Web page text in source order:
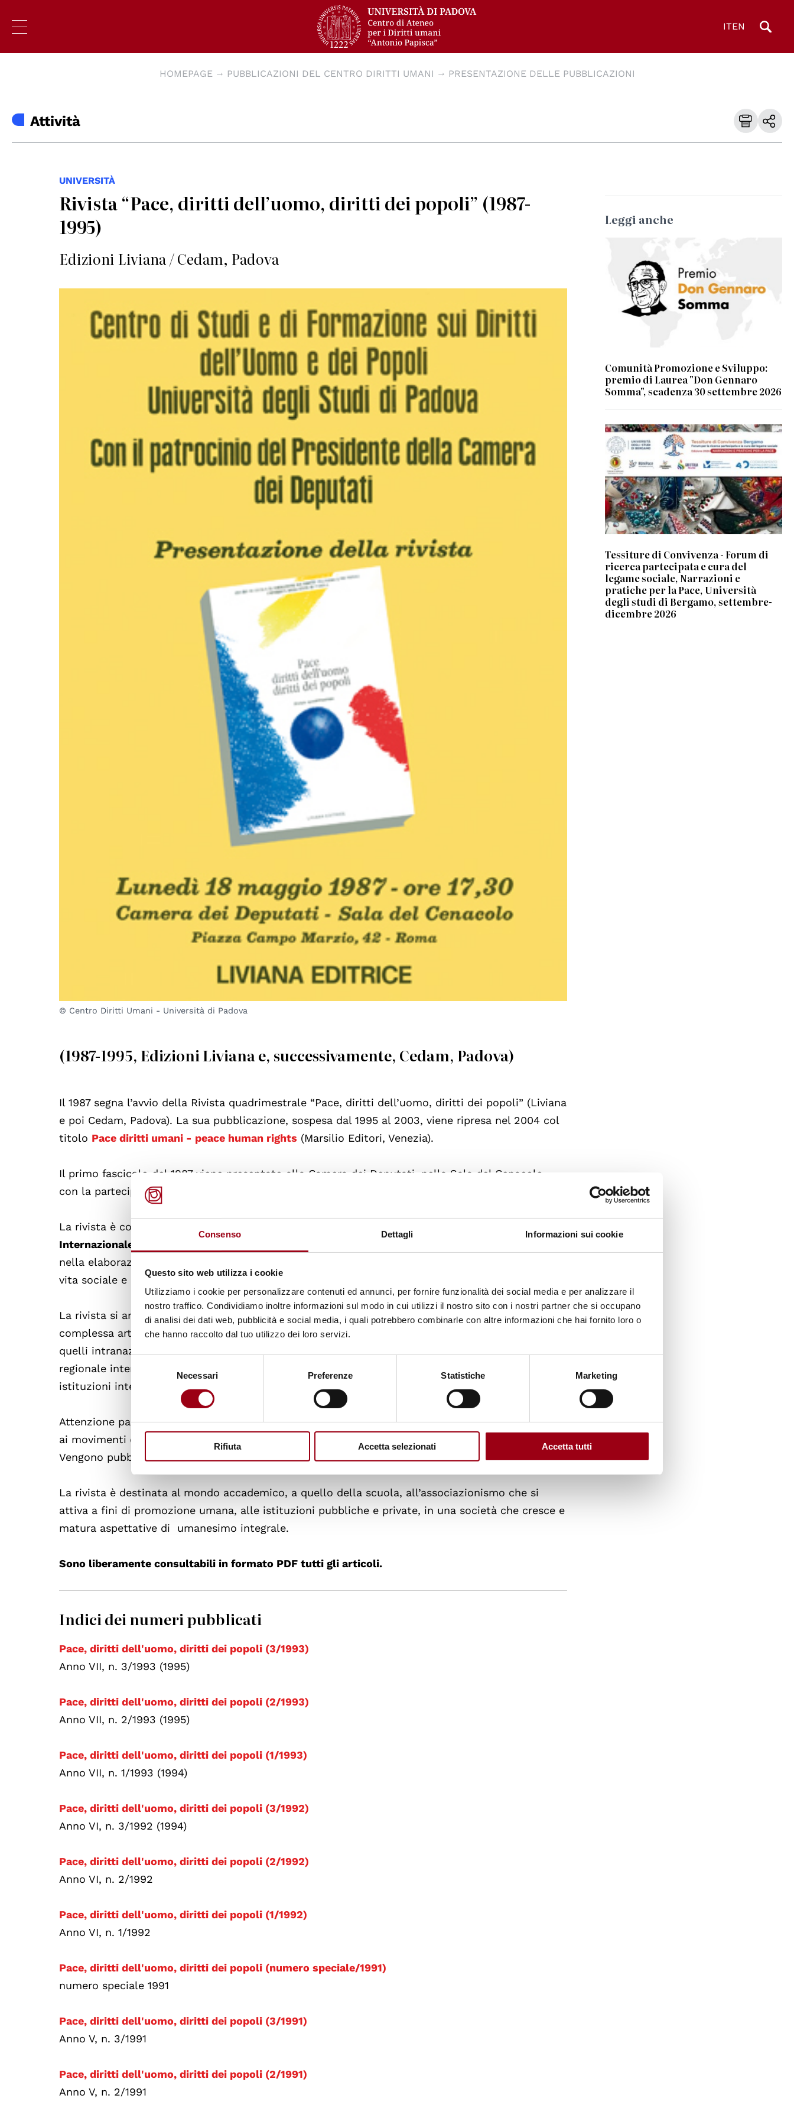
Consenso Dettagli Informazioni sui cookie
Questo sito web utilizza i cookie
Utilizziamo i cookie per personalizzare contenuti ed annunci, per fornire funzionalità dei social media e per analizzare il
nostro traffico. Condividiamo inoltre informazioni sul modo in cui utilizzi il nostro sito con i nostri partner che si occupano
di analisi dei dati web, pubblicità e social media, i quali potrebbero combinarle con altre informazioni che hai fornito loro o
che hanno raccolto dal tuo utilizzo dei loro servizi.
del
consenso
Necessari Preferenze Statistiche Marketing
Rifiuta Accetta selezionati Accetta tutti
ITEN
HOMEPAGE PUBBLICAZIONI DEL CENTRO DIRITTI UMANI PRESENTAZIONE DELLE PUBBLICAZIONI
Attività
UNIVERSITÀ
Rivista “Pace, diritti dell’uomo, diritti dei popoli” (1987-
1995)
Edizioni Liviana / Cedam, Padova
© Centro Diritti Umani - Università di Padova
(1987-1995, Edizioni Liviana e, successivamente, Cedam, Padova)
Il 1987 segna l’avvio della Rivista quadrimestrale “Pace, diritti dell’uomo, diritti dei popoli” (Liviana
e poi Cedam, Padova). La sua pubblicazione, sospesa dal 1995 al 2003, viene ripresa nel 2004 col
titolo Pace diritti umani - peace human rights (Marsilio Editori, Venezia).
Il primo fascicolo del 1987 viene presentato alla Camera dei Deputati, nella Sala del Cenacolo,
con la partecipazione della Presidente, Nilde Jotti, e di altre autorità civili e religiose.
La rivista è concepita nell’anno proclamato dall’Organizzazione delle Nazioni Unite come
Internazionale della Pace (1986)
nella elaborazione di una cultura scientifica attenta ai grandi valori universali da incarnare nella
vita sociale e politica.
La rivista si articola in “sezioni” al cui interno viene trattata la tematica dei diritti umani e la sua
complessa articolazione ai vari livelli territoriali e funzionali, governativi e nongovernativi, da
quelli intranazionali (Regione Veneto in modo particolare) a quello nazionale (Italia in specie),
regionale internazionale (europeo in specie), fino a quello globale delle Nazioni Unite e di altre
istituzioni internazionali.
Attenzione particolare viene rivolta ai nuovi soggetti della politica interna e internazionale, cioè
ai movimenti e alle organizzaioni nongovernative impegnate nel campo della promozione umana.
Vengono pubblicati, inoltre, documenti ufficiali e non, di significativo rilievo culturale e politico.
La rivista è destinata al mondo accademico, a quello della scuola, all’associazionismo che si
attiva a fini di promozione umana, alle istituzioni pubbliche e private, in una società che cresce e
matura aspettative di umanesimo integrale.
Sono liberamente consultabili in formato PDF tutti gli articoli.
Indici dei numeri pubblicati
Pace, diritti dell'uomo, diritti dei popoli (3/1993)
Anno VII, n. 3/1993 (1995)
Pace, diritti dell'uomo, diritti dei popoli (2/1993)
Anno VII, n. 2/1993 (1995)
Pace, diritti dell'uomo, diritti dei popoli (1/1993)
Anno VII, n. 1/1993 (1994)
Pace, diritti dell'uomo, diritti dei popoli (3/1992)
Anno VI, n. 3/1992 (1994)
Pace, diritti dell'uomo, diritti dei popoli (2/1992)
Anno VI, n. 2/1992
Pace, diritti dell'uomo, diritti dei popoli (1/1992)
Anno VI, n. 1/1992
Pace, diritti dell'uomo, diritti dei popoli (numero speciale/1991)
numero speciale 1991
Pace, diritti dell'uomo, diritti dei popoli (3/1991)
Anno V, n. 3/1991
Pace, diritti dell'uomo, diritti dei popoli (2/1991)
Anno V, n. 2/1991
Leggi anche
Comunità Promozione e Sviluppo:
premio di Laurea "Don Gennaro
Somma", scadenza 30 settembre 2026
© Università degli Studi di Bologna
Tessiture di Convivenza - Forum di
ricerca partecipata e cura del
legame sociale, Narrazioni e
pratiche per la Pace, Università
degli studi di Bergamo, settembre-
dicembre 2026